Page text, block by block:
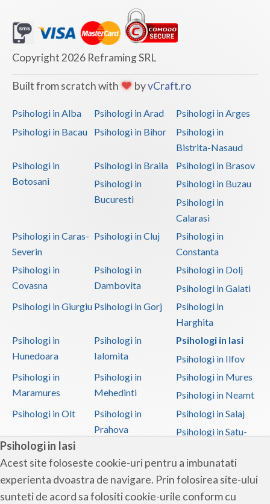
Psihologi in Iasi
Acest site foloseste cookie-uri pentru a imbunatati
experienta dvoastra de navigare. Prin folosirea site-ului
sunteti de acord sa folositi cookie-urile conform cu
Copyright 2026 Reframing SRL
Built from scratch with byvCraft.ro
Psihologi in Alba Psihologi in Arad
Psihologi in Arges
Psihologi in Bacau
Psihologi in Bihor
Psihologi in
Bistrita-Nasaud
Psihologi in
Botosani
Psihologi in Braila
Psihologi in Brasov
Psihologi in
Bucuresti
Psihologi in Buzau
Psihologi in
Calarasi
Psihologi in Caras-
Severin
Psihologi in Cluj
Psihologi in
Constanta
Psihologi in
Covasna
Psihologi in
Dambovita
Psihologi in Dolj
Psihologi in Galati
Psihologi in Giurgiu Psihologi in Gorj
Psihologi in
Harghita
Psihologi in
Hunedoara
Psihologi in
Ialomita
Psihologi in Iasi
Psihologi in Ilfov
Psihologi in
Maramures
Psihologi in
Mehedinti
Psihologi in Mures
Psihologi in Neamt
Psihologi in Olt
Psihologi in
Prahova
Psihologi in Salaj
Psihologi in Satu-
Psihologi in Sibiu
Psihologi in
Suceava
Psihologi in
Teleorman
Psihologi in Timis
Psihologi in Tulcea Psihologi in Valcea